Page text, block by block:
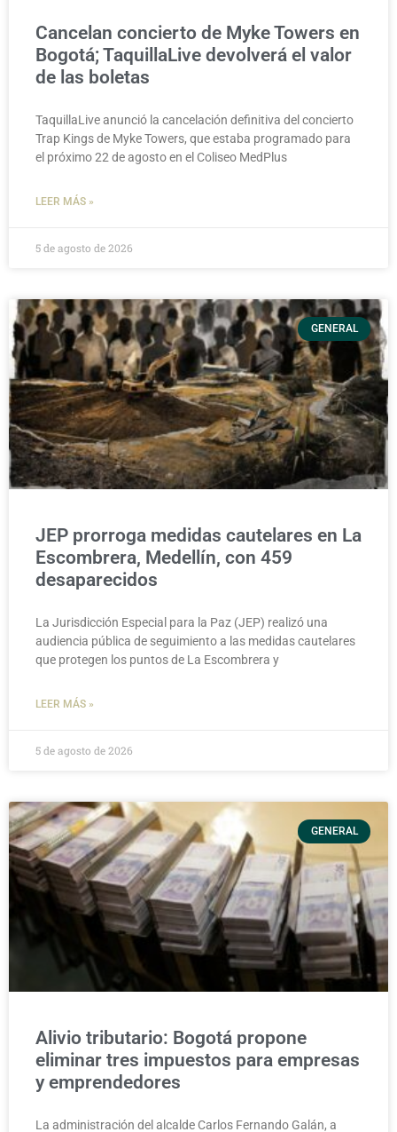
Cancelan concierto de Myke Towers en
Bogotá; TaquillaLive devolverá el valor
de las boletas
TaquillaLive anunció la cancelación definitiva del concierto
Trap Kings de Myke Towers, que estaba programado para
el próximo 22 de agosto en el Coliseo MedPlus
LEER MÁS »
5 de agosto de 2026
GENERAL
JEP prorroga medidas cautelares en La
Escombrera, Medellín, con 459
desaparecidos
La Jurisdicción Especial para la Paz (JEP) realizó una
audiencia pública de seguimiento a las medidas cautelares
que protegen los puntos de La Escombrera y
LEER MÁS »
5 de agosto de 2026
GENERAL
Alivio tributario: Bogotá propone
eliminar tres impuestos para empresas
y emprendedores
La administración del alcalde Carlos Fernando Galán, a